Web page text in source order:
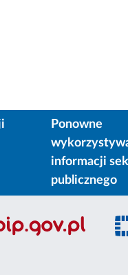
Ponowne
informacji
publicznego